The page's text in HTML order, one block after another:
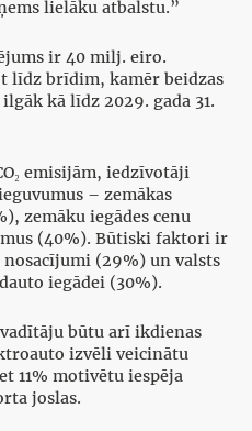
lielāku atbalstu.”
ir 40 milj. eiro.
līdz brīdim, kamēr beidzas
kā līdz 2029. gada 31.
emisijām, iedzīvotāji
– zemākas
zemāku iegādes cenu
(40%). Būtiski faktori ir
(29%) un valsts
iegādei (30%).
būtu arī ikdienas
izvēli veicinātu
11% motivētu iespēja
joslas.